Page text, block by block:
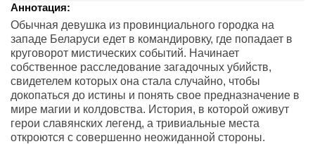
Аннотация:
Обычная девушка из провинциального городка на
западе Беларуси едет в командировку, где попадает в
круговорот мистических событий. Начинает
собственное расследование загадочных убийств,
свидетелем которых она стала случайно, чтобы
докопаться до истины и понять свое предназначение в
мире магии и колдовства. История, в которой оживут
герои славянских легенд, а тривиальные места
откроются с совершенно неожиданной стороны.